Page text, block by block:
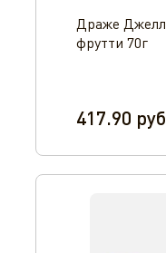
Драже
фрутти 70г
417.90